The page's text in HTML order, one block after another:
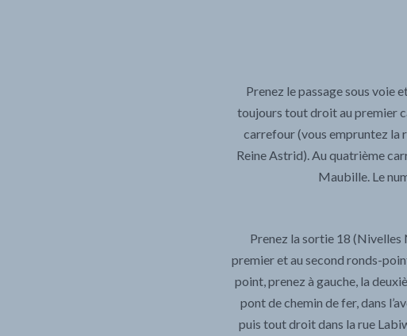
Prenez le passage sous voie
toujours tout droit au premier
carrefour (vous empruntez la
Reine Astrid). Au quatrième
Maubille. Le
Prenez la sortie 18
premier et au second ronds-
point, prenez à gauche, la
pont de chemin de fer, dans
puis tout droit dans la rue